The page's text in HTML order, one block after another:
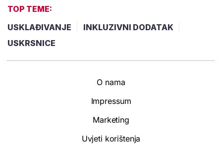
TOP TEME:
USKLAĐIVANJE
INKLUZIVNI DODATAK
USKRSNICE
O nama
Impressum
Marketing
Uvjeti korištenja